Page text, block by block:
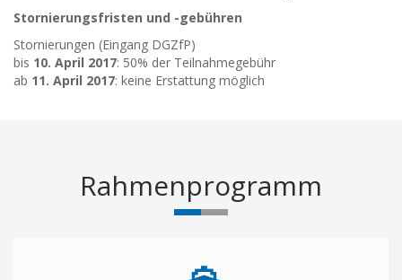
Stornierungsfristen und -gebühren
Stornierungen (Eingang DGZfP)
bis 10. April 2017: 50% der Teilnahmegebühr
ab 11. April 2017: keine Erstattung möglich
Rahmenprogramm